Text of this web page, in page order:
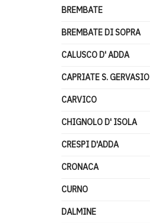
BREMBATE
BREMBATE DI SOPRA
CALUSCO D' ADDA
CAPRIATE S. GERVASIO
CARVICO
CHIGNOLO D' ISOLA
CRESPI D'ADDA
CRONACA
CURNO
DALMINE